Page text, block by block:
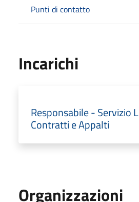
Punti di contatto
Incarichi
Responsabile - Servizio
Contratti e Appalti
Organizzazioni